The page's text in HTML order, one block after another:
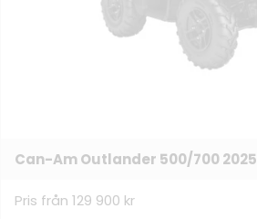
Can-Am Outlander 500/700 2025
Pris från 129 900 kr